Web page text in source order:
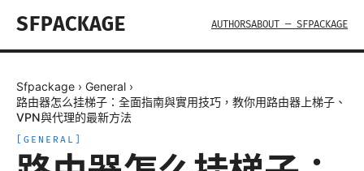
SFPACKAGE AUTHORSABOUT — SFPACKAGE
Sfpackage › General ›
路由器怎么挂梯子：全面指南與實用技巧，教你用路由器上梯子、
VPN與代理的最新方法
GENERAL